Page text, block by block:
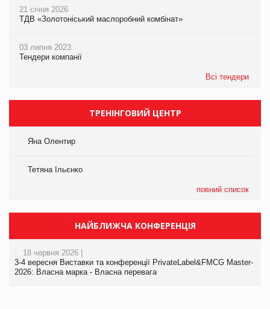
21 січня 2026
ТДВ «Золотоніський маслоробний комбінат»
03 липня 2023
Тендери компанії
Всі тендери
ТРЕНІНГОВИЙ ЦЕНТР
Яна Олентир
Тетяна Ільєнко
повний список
НАЙБЛИЖЧА КОНФЕРЕНЦІЯ
18 червня 2026 |
3-4 вересня Виставки та конференції PrivateLabel&FMCG Master-
2026: Власна марка - Власна перевага